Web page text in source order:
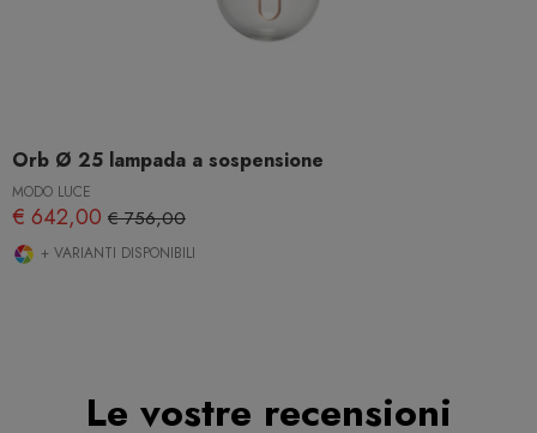
Orb Ø 25 lampada a sospensione
MODO LUCE
€ 642,00 € 756,00
+ VARIANTI DISPONIBILI
Le vostre recensioni